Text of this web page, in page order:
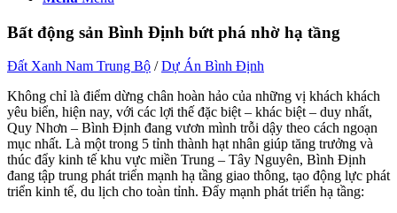
Bất động sản Bình Định bứt phá nhờ hạ tầng
Đất Xanh Nam Trung Bộ /Dự Án Bình Định
Không chỉ là điểm dừng chân hoàn hảo của những vị khách khách
yêu biển, hiện nay, với các lợi thế đặc biệt – khác biệt – duy nhất,
Quy Nhơn – Bình Định đang vươn mình trỗi dậy theo cách ngoạn
mục nhất. Là một trong 5 tỉnh thành hạt nhân giúp tăng trưởng và
thúc đẩy kinh tế khu vực miền Trung – Tây Nguyên, Bình Định
đang tập trung phát triển mạnh hạ tầng giao thông, tạo động lực phát
triển kinh tế, du lịch cho toàn tỉnh. Đẩy mạnh phát triển hạ tầng: